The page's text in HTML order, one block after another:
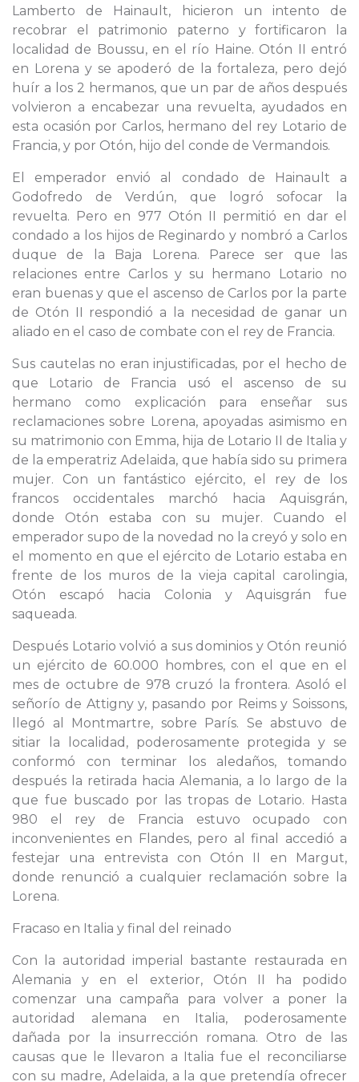
Lamberto de Hainault, hicieron un intento de
recobrar el patrimonio paterno y fortificaron la
localidad de Boussu, en el río Haine. Otón II entró
en Lorena y se apoderó de la fortaleza, pero dejó
huír a los 2 hermanos, que un par de años después
volvieron a encabezar una revuelta, ayudados en
esta ocasión por Carlos, hermano del rey Lotario de
Francia, y por Otón, hijo del conde de Vermandois.
El emperador envió al condado de Hainault a
Godofredo de Verdún, que logró sofocar la
revuelta. Pero en 977 Otón II permitió en dar el
condado a los hijos de Reginardo y nombró a Carlos
duque de la Baja Lorena. Parece ser que las
relaciones entre Carlos y su hermano Lotario no
eran buenas y que el ascenso de Carlos por la parte
de Otón II respondió a la necesidad de ganar un
aliado en el caso de combate con el rey de Francia.
Sus cautelas no eran injustificadas, por el hecho de
que Lotario de Francia usó el ascenso de su
hermano como explicación para enseñar sus
reclamaciones sobre Lorena, apoyadas asimismo en
su matrimonio con Emma, hija de Lotario II de Italia y
de la emperatriz Adelaida, que había sido su primera
mujer. Con un fantástico ejército, el rey de los
francos occidentales marchó hacia Aquisgrán,
donde Otón estaba con su mujer. Cuando el
emperador supo de la novedad no la creyó y solo en
el momento en que el ejército de Lotario estaba en
frente de los muros de la vieja capital carolingia,
Otón escapó hacia Colonia y Aquisgrán fue
saqueada.
Después Lotario volvió a sus dominios y Otón reunió
un ejército de 60.000 hombres, con el que en el
mes de octubre de 978 cruzó la frontera. Asoló el
señorío de Attigny y, pasando por Reims y Soissons,
llegó al Montmartre, sobre París. Se abstuvo de
sitiar la localidad, poderosamente protegida y se
conformó con terminar los aledaños, tomando
después la retirada hacia Alemania, a lo largo de la
que fue buscado por las tropas de Lotario. Hasta
980 el rey de Francia estuvo ocupado con
inconvenientes en Flandes, pero al final accedió a
festejar una entrevista con Otón II en Margut,
donde renunció a cualquier reclamación sobre la
Lorena.
Fracaso en Italia y final del reinado
Con la autoridad imperial bastante restaurada en
Alemania y en el exterior, Otón II ha podido
comenzar una campaña para volver a poner la
autoridad alemana en Italia, poderosamente
dañada por la insurrección romana. Otro de las
causas que le llevaron a Italia fue el reconciliarse
con su madre, Adelaida, a la que pretendía ofrecer